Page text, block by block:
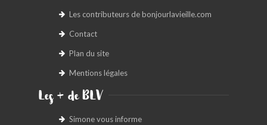
Les contributeurs de bonjourlavieille.com
Contact
Plan du site
Mentions légales
Les + de BLV
Simone vous informe